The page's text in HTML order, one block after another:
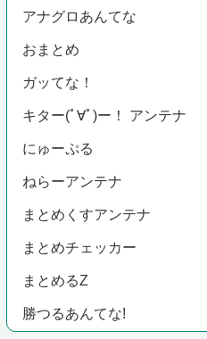
アナグロあんてな
おまとめ
ガッてな！
キター(ﾟ∀ﾟ)ー！ アンテナ
にゅーぷる
ねらーアンテナ
まとめくすアンテナ
まとめチェッカー
まとめるZ
勝つるあんてな!